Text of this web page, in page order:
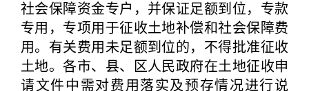
社会保障资金专户，并保证足额到位，专款
专用，专项用于征收土地补偿和社会保障费
用。有关费用未足额到位的，不得批准征收
土地。各市、县、区人民政府在土地征收申
请文件中需对费用落实及预存情况进行说